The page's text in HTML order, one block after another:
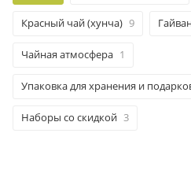
Красный чай (хунча) 9
Чайная атмосфера 1
Упаковка для хранения и
Наборы со скидкой 3